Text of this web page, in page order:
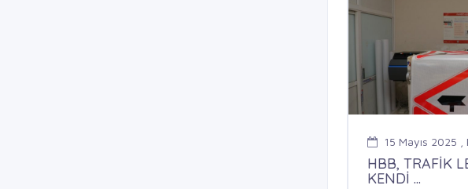
15 Mayıs 2025
HBB, TRAFİK
KENDİ ...